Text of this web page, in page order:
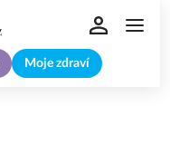
Moje zdraví